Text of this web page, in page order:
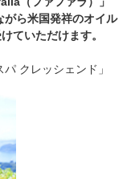
がら米国発祥のオイル
ていただけます。
クレッシェンド」